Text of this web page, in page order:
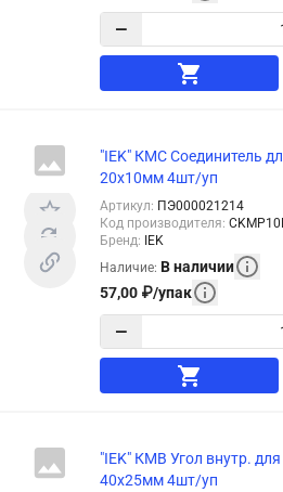
−
"IEK" КМС Соединитель
20x10мм 4шт/уп
Артикул: ПЭ000021214
Код производителя:
Бренд:
IEK
Наличие: В наличии
57,00 ₽/упак
−
"IEK" КМВ Угол внутр.
40x25мм 4шт/уп